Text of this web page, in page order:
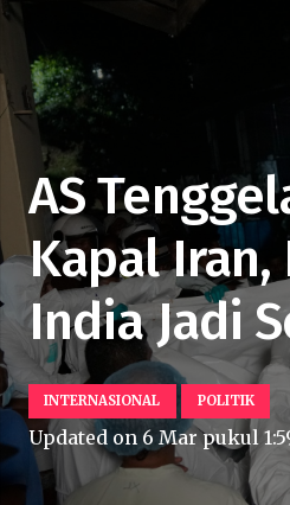
AS
Kapal Iran,
India Jadi
INTERNASIONAL POLITIK
Updated on 6 Mar pukul